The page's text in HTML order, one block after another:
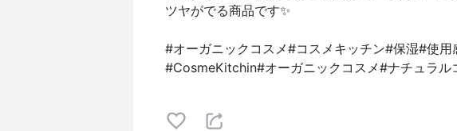
ツヤがでる商品です✨
#オーガニックコスメ#コスメキッチン#保湿#使用
#CosmeKitchin #オーガニックコスメ #ナチュラル